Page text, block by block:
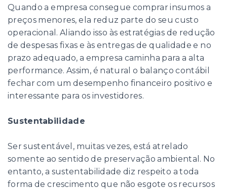
Quando a empresa consegue comprar insumos a
preços menores, ela reduz parte do seu custo
operacional. Aliando isso às estratégias de redução
de despesas fixas e às entregas de qualidade e no
prazo adequado, a empresa caminha para a alta
performance. Assim, é natural o balanço contábil
fechar com um desempenho financeiro positivo e
interessante para os investidores.
Sustentabilidade
Ser sustentável, muitas vezes, está atrelado
somente ao sentido de preservação ambiental. No
entanto, a sustentabilidade diz respeito a toda
forma de crescimento que não esgote os recursos